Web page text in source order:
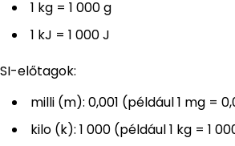
1 kg = 1 000 g
1 kJ = 1 000 J
SI-előtagok:
milli (m): 0,001 (például 1 mg =
kilo (k): 1 000 (például 1 kg = 1